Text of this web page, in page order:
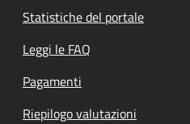
Statistiche del portale
Leggi le FAQ
Pagamenti
Riepilogo valutazioni